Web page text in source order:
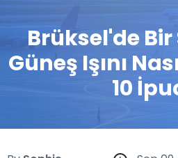
Brüksel'de
Güneş Işını
10